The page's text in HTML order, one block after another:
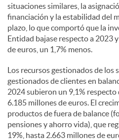
situaciones similares, la
financiación y la estabilidad del
plazo, lo que comportó que la
Entidad bajase respecto a 2023
de euros, un 1,7% menos.
Los recursos gestionados de los
gestionados de clientes en
2024 subieron un 9,1%
6.185 millones de euros. El
productos de fuera de balance
pensiones y ahorro vida), que
19%, hasta 2.663 millones de